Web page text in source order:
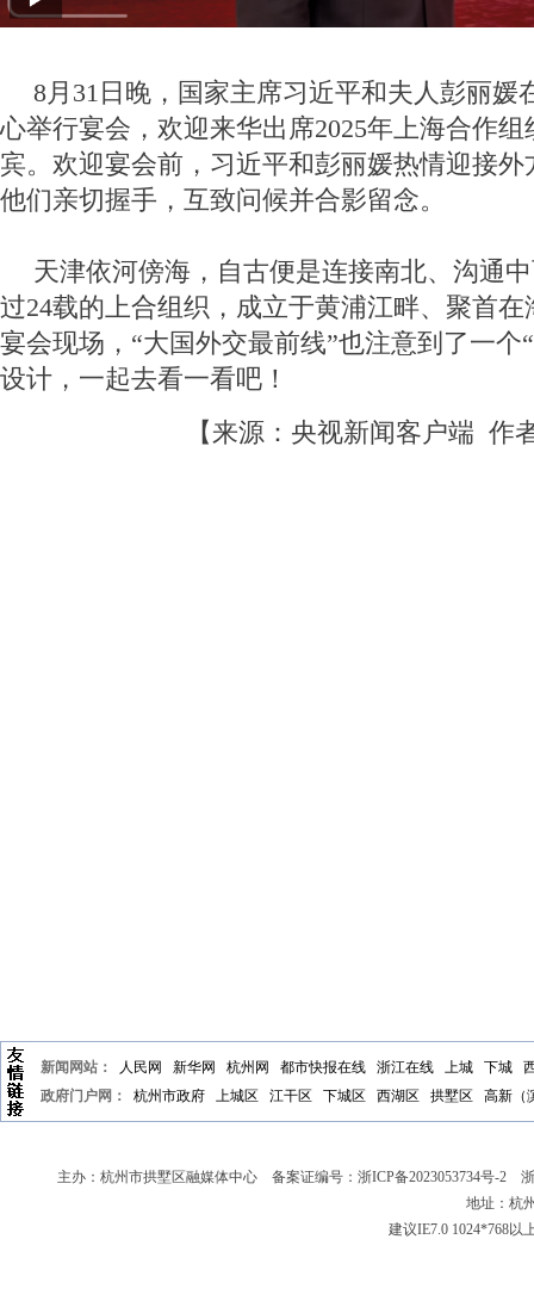
8月31日晚，国家主席习近平和夫人彭丽媛
心举行宴会，欢迎来华出席2025年上海合作
宾。欢迎宴会前，习近平和彭丽媛热情迎接
他们亲切握手，互致问候并合影留念。
天津依河傍海，自古便是连接南北、沟通
过24载的上合组织，成立于黄浦江畔、聚首
宴会现场，“大国外交最前线”也注意到了一个
设计，一起去看一看吧！
【来源：央视新闻客户端 作
新闻网站： 人民网 新华网 杭州网 都市快报在线 浙江在线 上城 下城
政府门户网：
杭州市政府 上城区 江干区 下城区 西湖区 拱墅区 高新（
主办：杭州市拱墅区融媒体中心 备案证编号： 浙ICP备2023053734号-2 浙
地址：杭
建议IE7.0 1024*768